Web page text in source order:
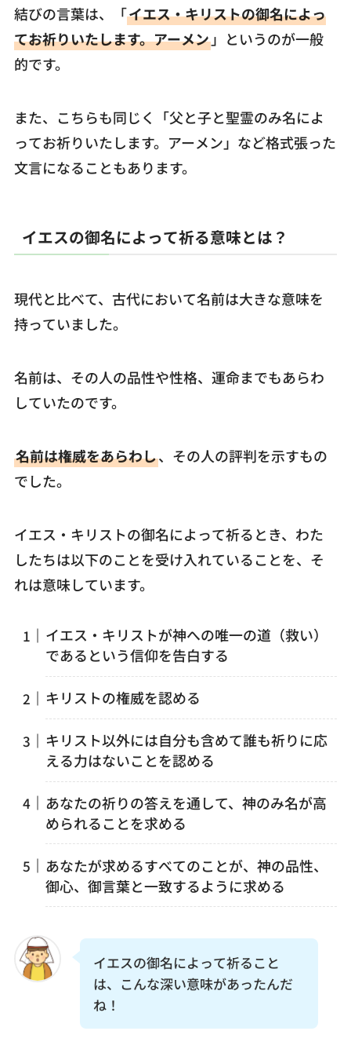
結びの言葉は、「イエス・キリストの御名によっ
てお祈りいたします。アーメン」というのが一般
的です。
また、こちらも同じく「父と子と聖霊のみ名によ
ってお祈りいたします。アーメン」など格式張った
文言になることもあります。
イエスの御名によって祈る意味とは？
現代と比べて、古代において名前は大きな意味を
持っていました。
名前は、その人の品性や性格、運命までもあらわ
していたのです。
名前は権威をあらわし、その人の評判を示すもの
でした。
イエス・キリストの御名によって祈るとき、わた
したちは以下のことを受け入れていることを、そ
れは意味しています。
イエス・キリストが神への唯一の道（救い）
であるという信仰を告白する
キリストの権威を認める
キリスト以外には自分も含めて誰も祈りに応
える力はないことを認める
あなたの祈りの答えを通して、神のみ名が高
められることを求める
あなたが求めるすべてのことが、神の品性、
御心、御言葉と一致するように求める
イエスの御名によって祈ること
は、こんな深い意味があったんだ
ね！